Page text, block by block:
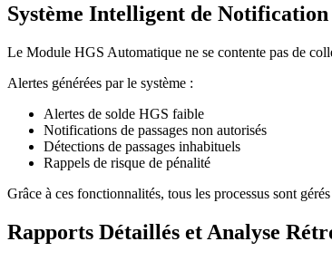
Système Intelligent de
Le Module HGS Automatique ne se contente pas de
Alertes générées par le système :
Alertes de solde HGS faible
Notifications de passages non autorisés
Détections de passages inhabituels
Rappels de risque de pénalité
Grâce à ces fonctionnalités, tous les processus sont
Rapports Détaillés et Analyse